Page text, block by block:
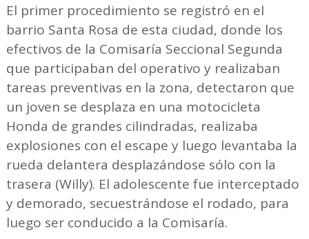
El primer procedimiento se registró en el
barrio Santa Rosa de esta ciudad, donde los
efectivos de la Comisaría Seccional Segunda
que participaban del operativo y realizaban
tareas preventivas en la zona, detectaron que
un joven se desplaza en una motocicleta
Honda de grandes cilindradas, realizaba
explosiones con el escape y luego levantaba la
rueda delantera desplazándose sólo con la
trasera (Willy). El adolescente fue interceptado
y demorado, secuestrándose el rodado, para
luego ser conducido a la Comisaría.